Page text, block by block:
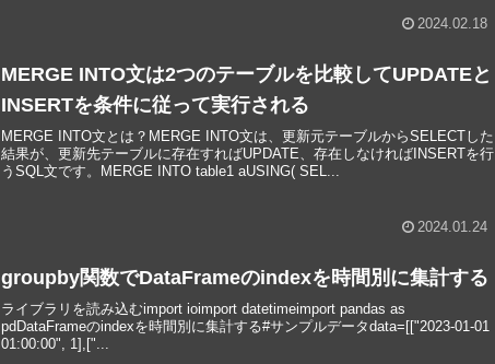
2024.02.18
MERGE INTO文は2つのテーブルを比較してUPDATEと
INSERTを条件に従って実行される
MERGE INTO文とは？MERGE INTO文は、更新元テーブルからSELECTした
結果が、更新先テーブルに存在すればUPDATE、存在しなければINSERTを行
うSQL文です。MERGE INTO table1 aUSING( SEL...
2024.01.24
groupby関数でDataFrameのindexを時間別に集計する
ライブラリを読み込むimport ioimport datetimeimport pandas as
pdDataFrameのindexを時間別に集計する#サンプルデータdata=[["2023-01-01
01:00:00", 1],["...